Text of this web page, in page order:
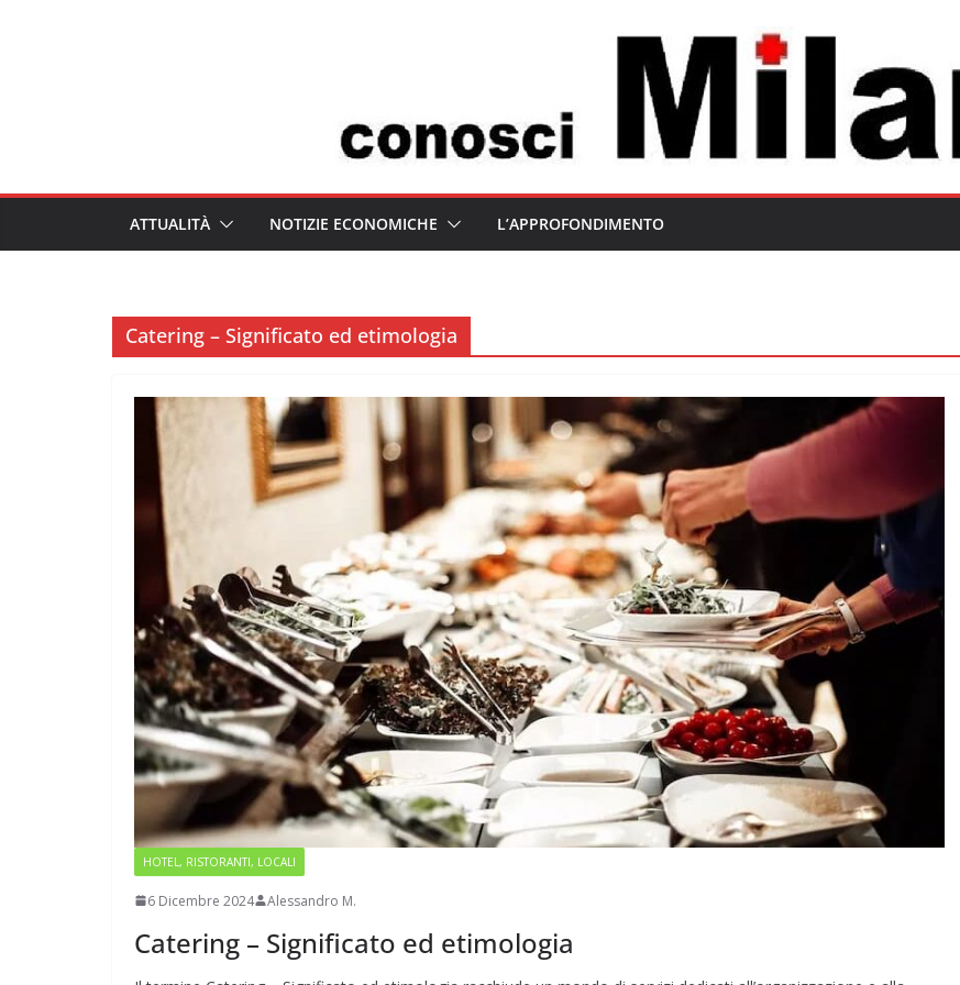
ATTUALITÀ NOTIZIE ECONOMICHE L’APPROFONDIMENTO
Catering – Significato ed etimologia
HOTEL, RISTORANTI, LOCALI
6 Dicembre 2024 Alessandro M.
Catering – Significato ed etimologia